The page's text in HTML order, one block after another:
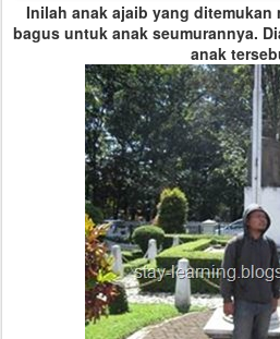
Inilah anak ajaib yang ditemukan
bagus untuk anak seumurannya.
anak